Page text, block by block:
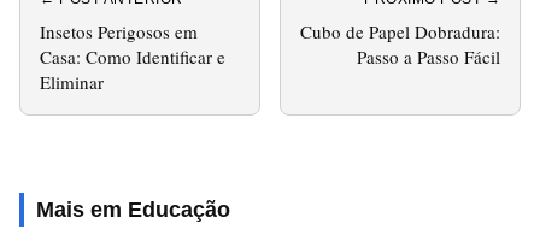
Insetos Perigosos em
Casa: Como Identificar e
Eliminar
Cubo de Papel Dobradura:
Passo a Passo Fácil
Mais em Educação